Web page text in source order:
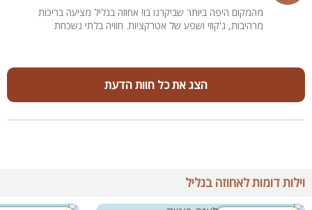
מהמקום היפה ביותר שביקרנו בו! אחוזה בגליל מציעה בריכות
מרהיבות, ג'קוזי ושפע של אטרקציות. חוויה בלתי נשכחת
הצג את כל חוות הדעת
וילות דומות לאחוזה בגליל